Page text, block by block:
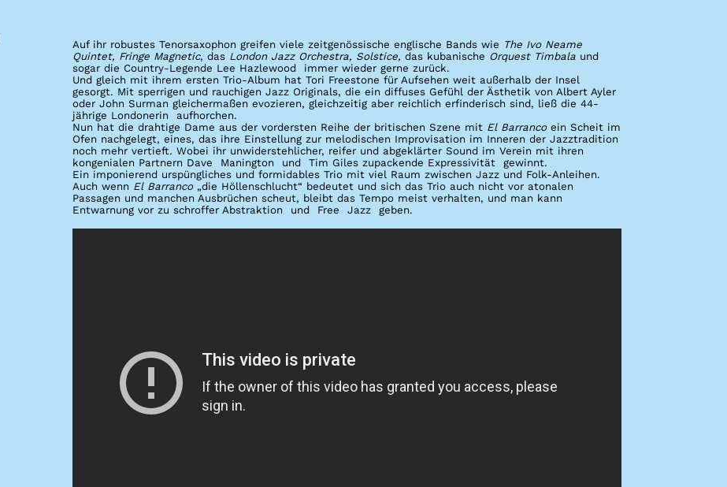
Auf ihr robustes Tenorsaxophon greifen viele zeitgenössische englische Bands wie The Ivo Neame
Quintet, Fringe Magnetic, das London Jazz Orchestra, Solstice, das kubanische Orquest Timbalaund
sogar die Country-Legende Lee Hazlewood immer wieder gerne zurück.
Und gleich mit ihrem ersten Trio-Album hat Tori Freestone für Aufsehen weit außerhalb der Insel
gesorgt. Mit sperrigen und rauchigen Jazz Originals, die ein diffuses Gefühl der Ästhetik von Albert Ayler
oder John Surman gleichermaßen evozieren, gleichzeitig aber reichlich erfinderisch sind, ließ die 44-
jährige Londonerin aufhorchen.
Nun hat die drahtige Dame aus der vordersten Reihe der britischen Szene mit El Barrancoein Scheit im
Ofen nachgelegt, eines, das ihre Einstellung zur melodischen Improvisation im Inneren der Jazztradition
noch mehr vertieft. Wobei ihr unwiderstehlicher, reifer und abgeklärter Sound im Verein mit ihren
kongenialen Partnern Dave Manington und Tim Giles zupackende Expressivität gewinnt.
Ein imponierend urspüngliches und formidables Trio mit viel Raum zwischen Jazz und Folk-Anleihen.
Auch wenn El Barranco „die Höllenschlucht“ bedeutet und sich das Trio auch nicht vor atonalen
Passagen und manchen Ausbrüchen scheut, bleibt das Tempo meist verhalten, und man kann
Entwarnung vor zu schroffer Abstraktion und Free Jazz geben.